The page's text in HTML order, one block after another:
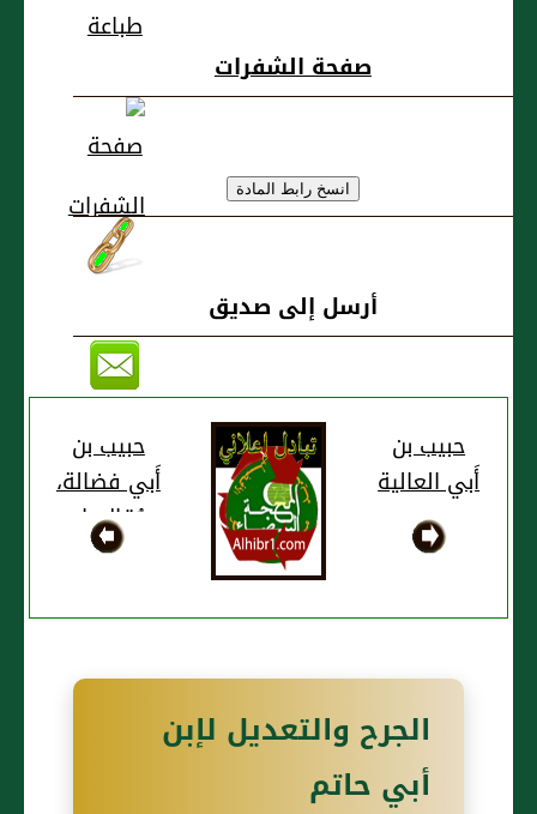
صفحة الشفرات
أرسل إلى صديق
حبيب بن
أَبي العالية
حبيب بن
أَبي فضالة،
ويُقال: ابن
فضالة
الجرح والتعديل لإبن
أبي حاتم